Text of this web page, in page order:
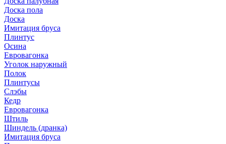
Доска пола
Доска
Имитация бруса
Плинтус
Осина
Евровагонка
Уголок наружный
Полок
Плинтусы
Слэбы
Кедр
Евровагонка
Штиль
Шиндель (дранка)
Имитация бруса